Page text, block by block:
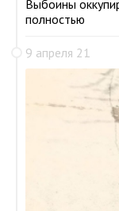
Выбоины
полностью
9 апреля 21